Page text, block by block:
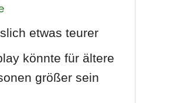
etwas teurer
könnte für ältere
größer sein